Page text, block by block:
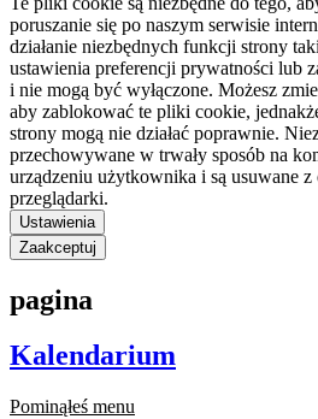
poruszanie się po naszym serwisie
działanie niezbędnych funkcji strony
ustawienia preferencji prywatności lub
i nie mogą być wyłączone. Możesz
aby zablokować te pliki cookie,
strony mogą nie działać poprawnie.
przechowywane w trwały sposób na
urządzeniu użytkownika i są usuwane
przeglądarki.
Ustawienia
Zaakceptuj
pagina
Kalendarium
Pominąłeś menu